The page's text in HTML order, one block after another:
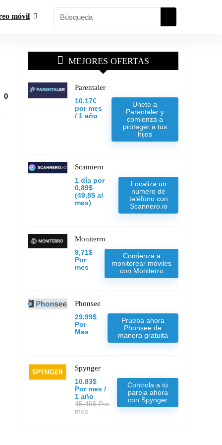
móvil
0
MEJORES OFERTAS
Parentaler
10.17€
por mes
/ 1 año
Unete a
Parentaler y
comienza a
proteger a tus
hijos
Scannero
1 día por
0,89$
(49,8$ al
mes)
Localiza un
número de
teléfono con
Scannero.io
Moniterro
9,71$
Por
mes
Comienza a
monitorear móviles
con Moniterro
Phonsee
29,99$
Por
Mes
Prueba ahora
Phonsee de
manera gratuita
Spynger
10.83$
Por mes /
1 año
45.49$ Por
mes
Controla a tú
pareja ahora
con Spynger